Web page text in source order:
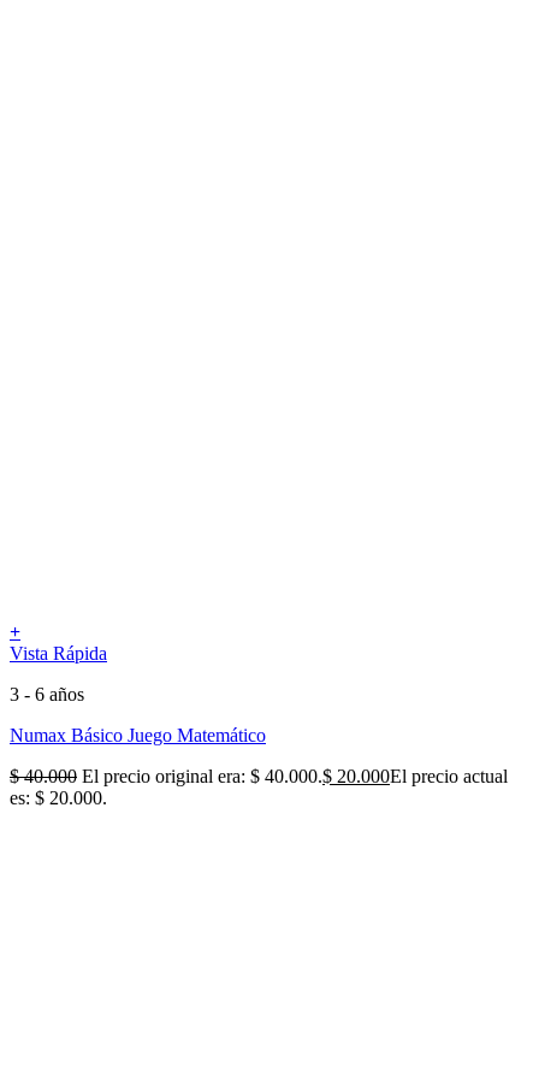
+
Vista Rápida
3 - 6 años
Numax Básico Juego Matemático
$40.000 El precio original era: $ 40.000.$ 20.000El precio actual
es: $ 20.000.